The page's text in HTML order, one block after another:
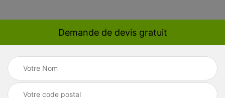
Demande de devis gratuit